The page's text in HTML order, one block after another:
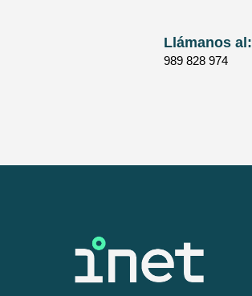
Llámanos al:
989 828 974